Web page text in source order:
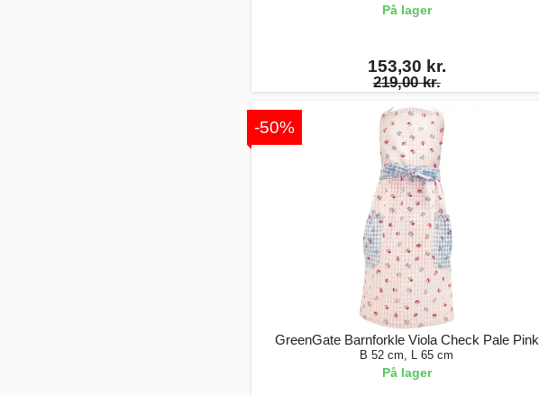
På lager
153,30 kr.
219,00 kr.
-50%
GreenGate Barnforkle Viola Check Pale Pink
B 52 cm, L 65 cm
På lager